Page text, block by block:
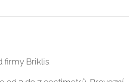
firmy Briklis.